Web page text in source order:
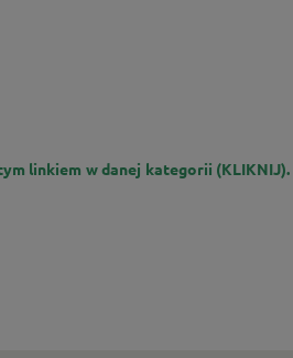
linkiem w danej kategorii (KLIKNIJ).